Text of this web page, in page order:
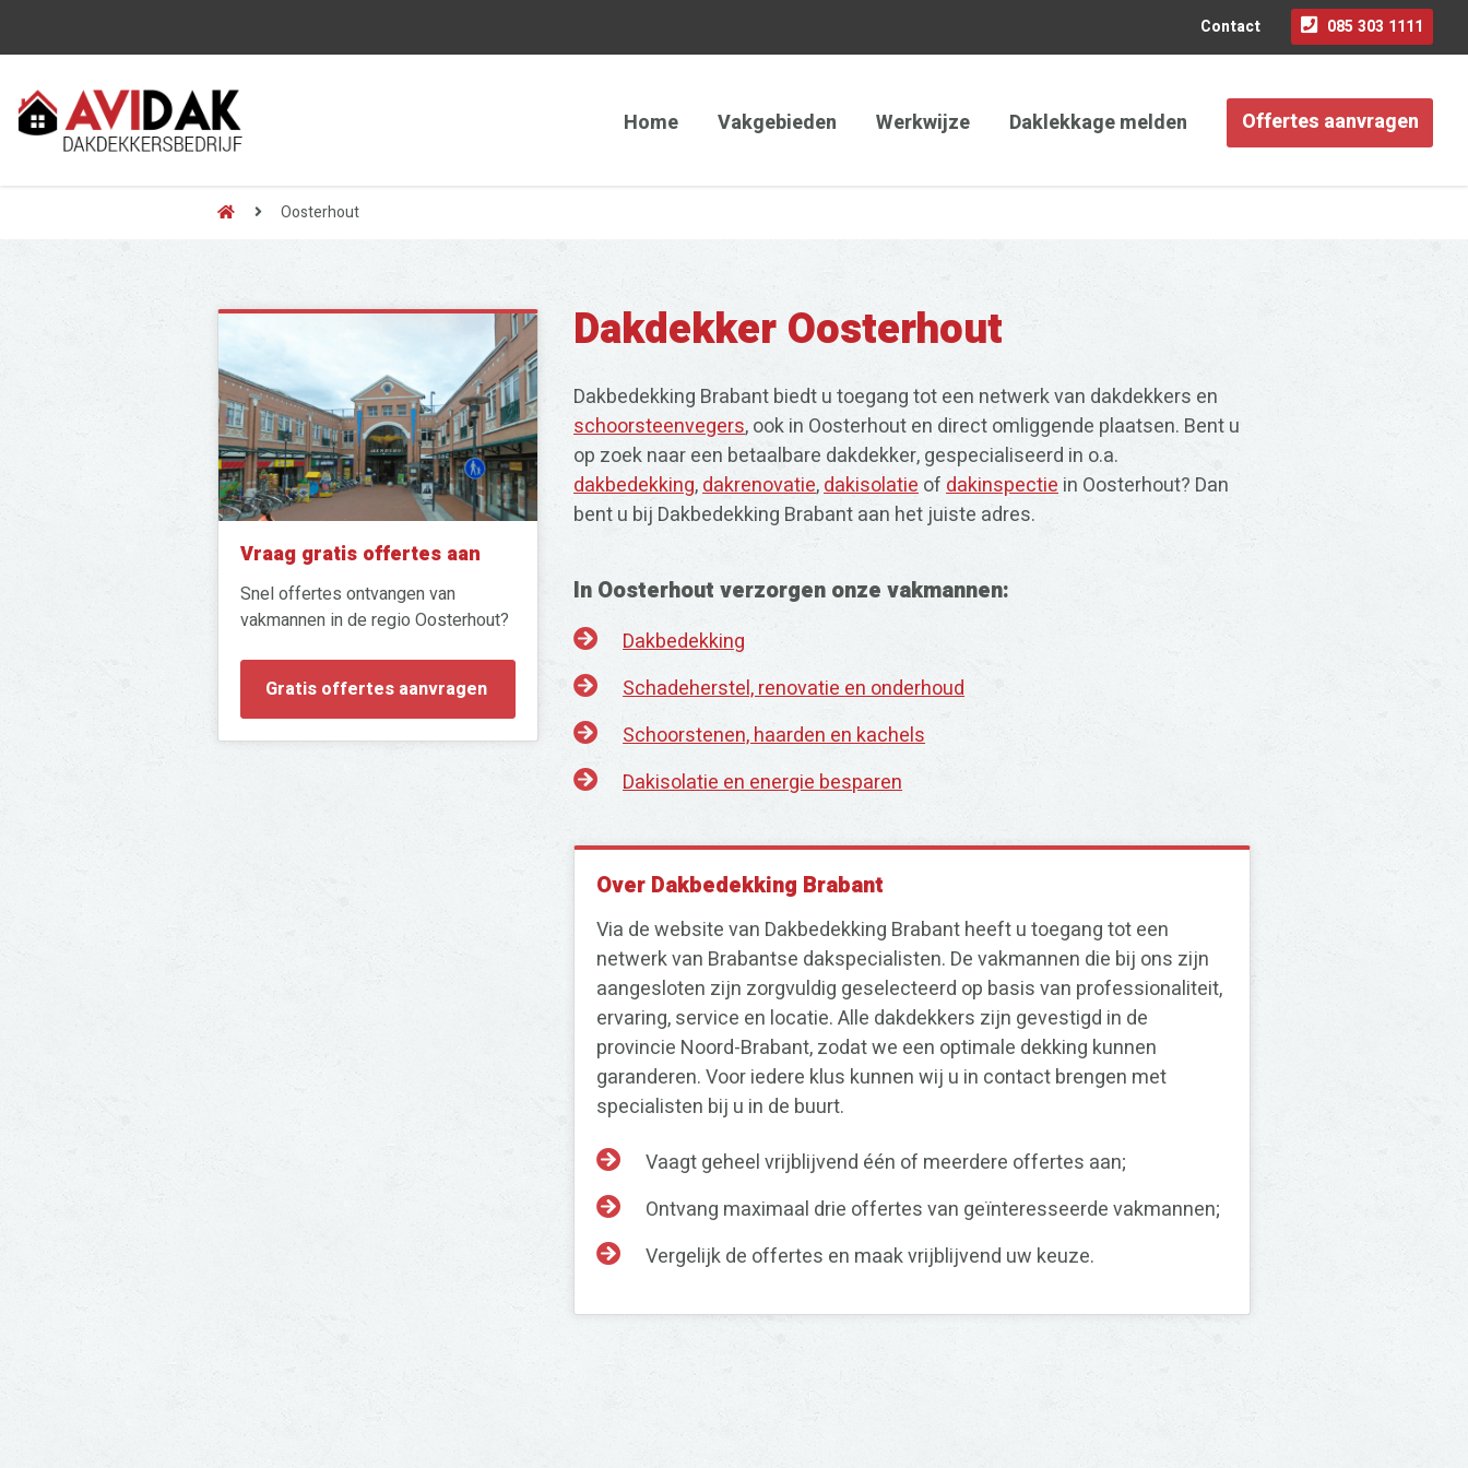
Contact 085 303 1111
Home Vakgebieden Werkwijze Daklekkage melden Offertes aanvragen
Oosterhout
Dakdekker Oosterhout
Dakbedekking Brabant biedt u toegang tot een netwerk van dakdekkers en
schoorsteenvegers, ook in Oosterhout en direct omliggende plaatsen. Bent u
op zoek naar een betaalbare dakdekker, gespecialiseerd in o.a.
dakbedekking,dakrenovatie,dakisolatieofdakinspectiein Oosterhout? Dan
bent u bij Dakbedekking Brabant aan het juiste adres.
In Oosterhout verzorgen onze vakmannen:
Dakbedekking
Schadeherstel, renovatie en onderhoud
Schoorstenen, haarden en kachels
Dakisolatie en energie besparen
Over Dakbedekking Brabant
Via de website van Dakbedekking Brabant heeft u toegang tot een
netwerk van Brabantse dakspecialisten. De vakmannen die bij ons zijn
aangesloten zijn zorgvuldig geselecteerd op basis van professionaliteit,
ervaring, service en locatie. Alle dakdekkers zijn gevestigd in de
provincie Noord-Brabant, zodat we een optimale dekking kunnen
garanderen. Voor iedere klus kunnen wij u in contact brengen met
specialisten bij u in de buurt.
Vaagt geheel vrijblijvend één of meerdere offertes aan;
Ontvang maximaal drie offertes van geïnteresseerde vakmannen;
Vergelijk de offertes en maak vrijblijvend uw keuze.
Vraag gratis offertes aan
Snel offertes ontvangen van
vakmannen in de regio Oosterhout?
Gratis offertes aanvragen